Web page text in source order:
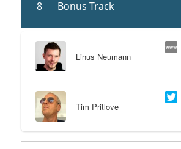
Linus Neumann
Tim Pritlove